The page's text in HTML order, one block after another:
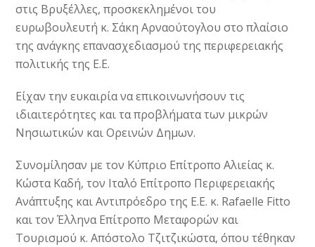
στις Βρυξέλλες, προσκεκλημένοι του
ευρωβουλευτή κ. Σάκη Αρναούτογλου στο πλαίσιο
της ανάγκης επανασχεδιασμού της περιφερειακής
πολιτικής της Ε.Ε.
Είχαν την ευκαιρία να επικοινωνήσουν τις
ιδιαιτερότητες και τα προβλήματα των μικρών
Νησιωτικών και Ορεινών Δημων.
Συνομίλησαν με τον Κύπριο Επίτροπο Αλιείας κ.
Κώστα Καδή, τον Ιταλό Επίτροπο Περιφερειακής
Ανάπτυξης και Αντιπρόεδρο της Ε.Ε. κ. Rafaelle Fitto
και τον Έλληνα Επίτροπο Μεταφορών και
Τουρισμού κ. Απόστολο Τζιτζικώστα, όπου τέθηκαν